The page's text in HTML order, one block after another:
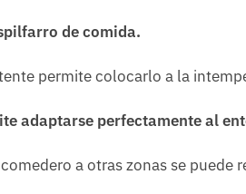
de comida.
permite colocarlo a la
adaptarse perfectamente al
a otras zonas se